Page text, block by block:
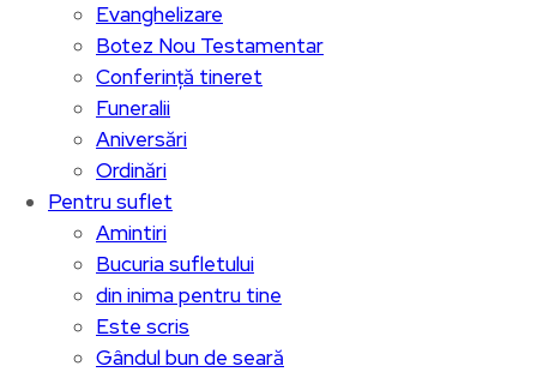
Evanghelizare
Botez Nou Testamentar
Conferință tineret
Funeralii
Aniversări
Ordinări
Pentru suflet
Amintiri
Bucuria sufletului
din inima pentru tine
Este scris
Gândul bun de seară